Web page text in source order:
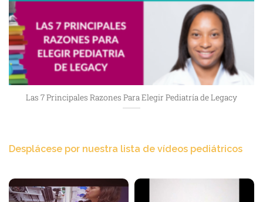
Las 7 Principales Razones Para Elegir Pediatría de Legacy
Desplácese por nuestra lista de vídeos pediátricos